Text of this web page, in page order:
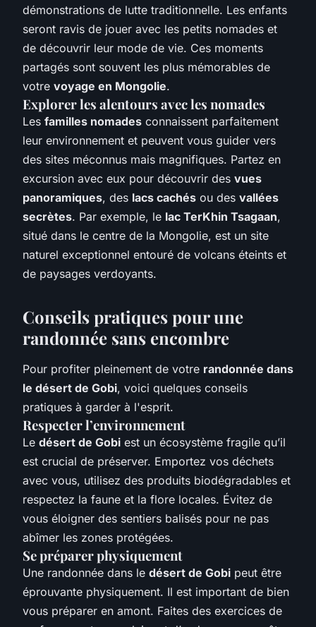
démonstrations de lutte traditionnelle. Les enfants
seront ravis de jouer avec les petits nomades et
de découvrir leur mode de vie. Ces moments
partagés sont souvent les plus mémorables de
votre voyage en Mongolie.
Explorer les alentours avec les nomades
Les familles nomades connaissent parfaitement
leur environnement et peuvent vous guider vers
des sites méconnus mais magnifiques. Partez en
excursion avec eux pour découvrir des vues
panoramiques, des lacs cachés ou des vallées
secrètes. Par exemple, le lac TerKhin Tsagaan,
situé dans le centre de la Mongolie, est un site
naturel exceptionnel entouré de volcans éteints et
de paysages verdoyants.
Conseils pratiques pour une
randonnée sans encombre
Pour profiter pleinement de votre randonnée dans
le désert de Gobi, voici quelques conseils
pratiques à garder à l'esprit.
Respecter l’environnement
Le désert de Gobi est un écosystème fragile qu’il
est crucial de préserver. Emportez vos déchets
avec vous, utilisez des produits biodégradables et
respectez la faune et la flore locales. Évitez de
vous éloigner des sentiers balisés pour ne pas
abîmer les zones protégées.
Se préparer physiquement
Une randonnée dans le désert de Gobi peut être
éprouvante physiquement. Il est important de bien
vous préparer en amont. Faites des exercices de